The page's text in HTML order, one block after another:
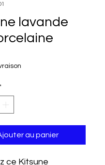
lavande
au panier
ce Kitsune